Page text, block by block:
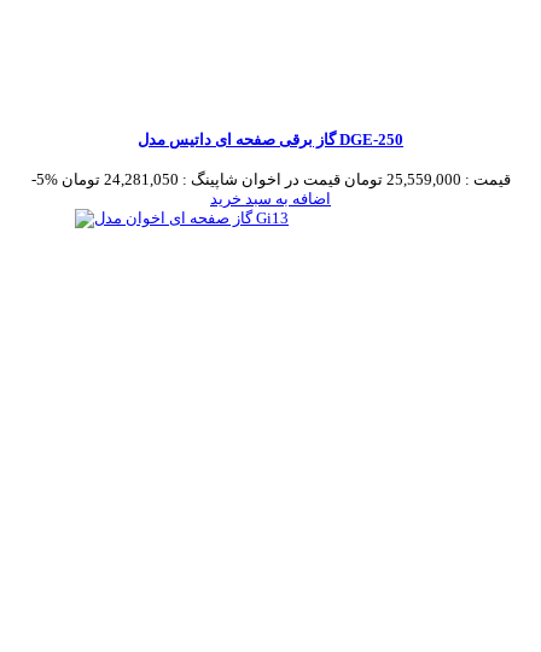
گاز برقی صفحه ای داتیس مدل DGE-250
-5% قیمت : 25,559,000 تومان قیمت در اخوان شاپینگ : 24,281,050 تومان
اضافه به سبد خرید